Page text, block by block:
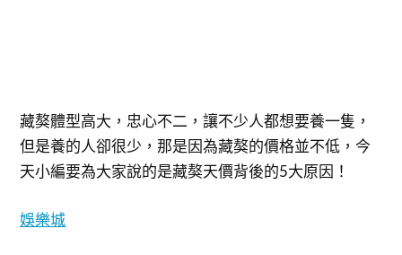
藏獒體型高大，忠心不二，讓不少人都想要養一隻，
但是養的人卻很少，那是因為藏獒的價格並不低，今
天小編要為大家說的是藏獒天價背後的5大原因！
娛樂城